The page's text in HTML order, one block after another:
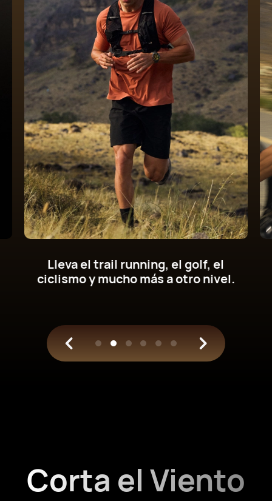
Obtén nuevas métricas de potencia de
ciclismo en tu muñeca. Entrena con
Corta el Viento